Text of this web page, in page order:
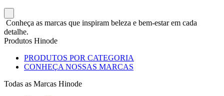
Conheça as marcas que inspiram beleza e bem-estar em cada
detalhe.
Produtos Hinode
PRODUTOS POR CATEGORIA
CONHEÇA NOSSAS MARCAS
Todas as Marcas Hinode